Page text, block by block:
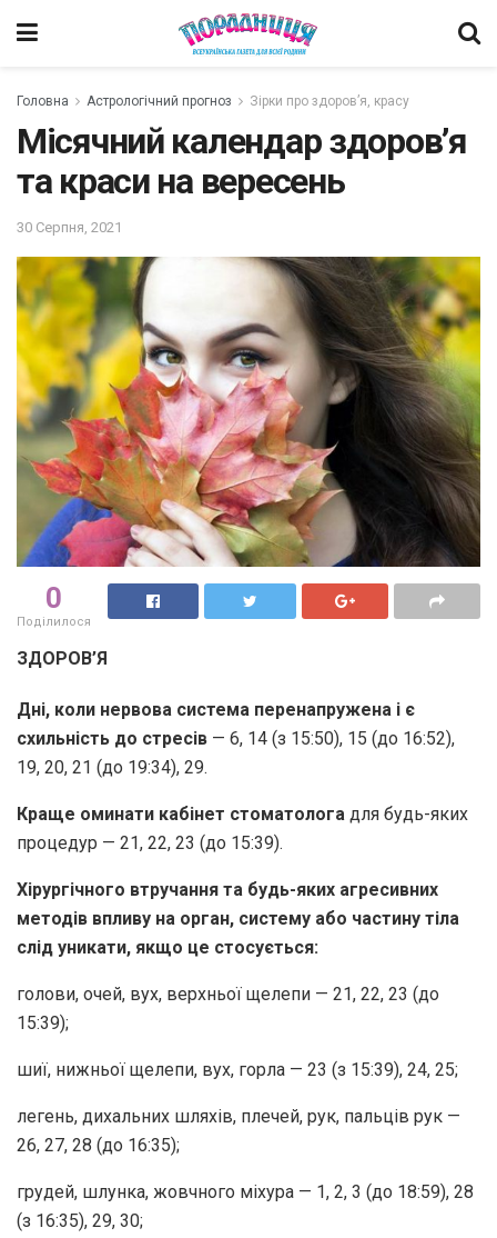
Головна Астрологічний прогноз Зірки про здоров’я, красу
Місячний календар здоров’я
та краси на вересень
30 Серпня, 2021
0
Поділилося
ЗДОРОВ’Я
Дні, коли нервова система перенапружена і є
схильність до стресів — 6, 14 (з 15:50), 15 (до 16:52),
19, 20, 21 (до 19:34), 29.
Краще оминати кабінет стоматолога для будь-яких
процедур — 21, 22, 23 (до 15:39).
Хірургічного втручання та будь-яких агресивних
методів впливу на орган, систему або частину тіла
слід уникати, якщо це стосується:
голови, очей, вух, верхньої щелепи — 21, 22, 23 (до
15:39);
шиї, нижньої щелепи, вух, горла — 23 (з 15:39), 24, 25;
легень, дихальних шляхів, плечей, рук, пальців рук —
26, 27, 28 (до 16:35);
грудей, шлунка, жовчного міхура — 1, 2, 3 (до 18:59), 28
(з 16:35), 29, 30;